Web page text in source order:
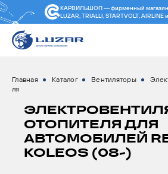
КАРВИЛЬШОП — фирменный магазин
LUZAR, TRIALLI, STARTVOLT, AIRLINE
Главная Каталог Вентиляторы
ля
ОТОПИТЕЛЯ ДЛЯ
АВТОМОБИЛЕЙ
KOLEOS (08-)